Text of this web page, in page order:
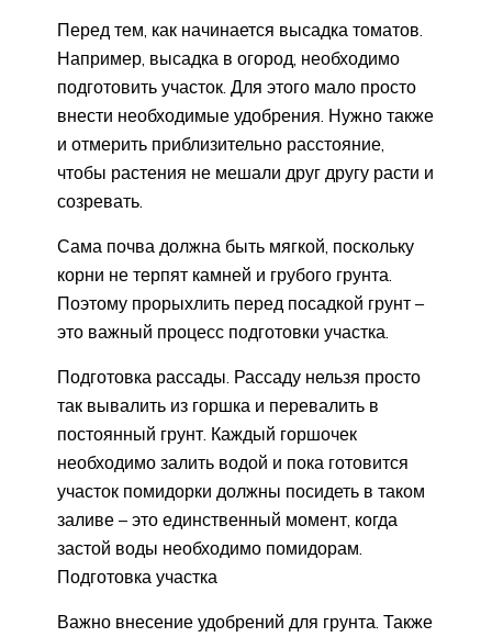
Перед тем, как начинается высадка томатов.
Например, высадка в огород, необходимо
подготовить участок. Для этого мало просто
внести необходимые удобрения. Нужно также
и отмерить приблизительно расстояние,
чтобы растения не мешали друг другу расти и
созревать.
Сама почва должна быть мягкой, поскольку
корни не терпят камней и грубого грунта.
Поэтому прорыхлить перед посадкой грунт –
это важный процесс подготовки участка.
Подготовка рассады. Рассаду нельзя просто
так вывалить из горшка и перевалить в
постоянный грунт. Каждый горшочек
необходимо залить водой и пока готовится
участок помидорки должны посидеть в таком
заливе – это единственный момент, когда
застой воды необходимо помидорам.
Подготовка участка
Важно внесение удобрений для грунта. Также